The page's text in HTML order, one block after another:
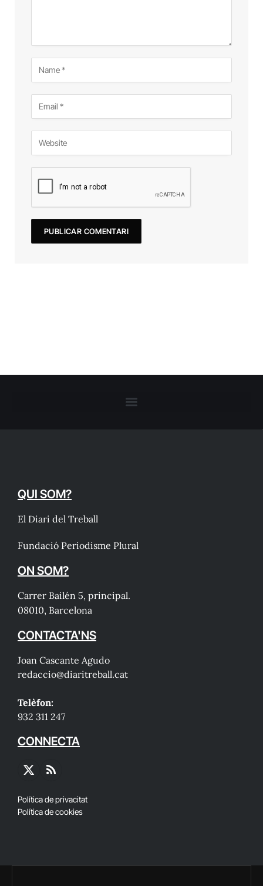
QUI SOM?
El Diari del Treball
Fundació Periodisme Plural
ON SOM?
Carrer Bailén 5, principal.
08010, Barcelona
CONTACTA'NS
Joan Cascante Agudo
redaccio@diaritreball.cat
Telèfon:
932 311 247
CONNECTA
X
RSS
Política de privacitat
Política de cookies